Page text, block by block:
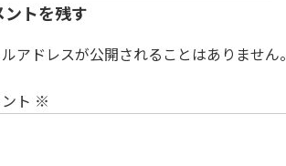
ントを残す
アドレスが公開されることはありません。
ト ※